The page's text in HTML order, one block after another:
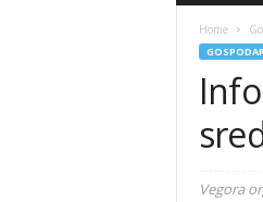
Home
Vegora